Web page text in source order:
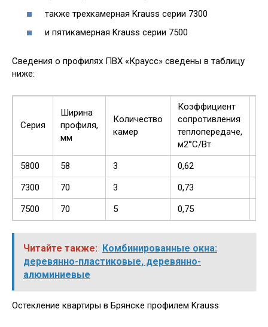
также трехкамерная Krauss серии 7300
и пятикамерная Krauss серии 7500
Сведения о профилях ПВХ «Краусс» сведены в таблицу
ниже:
Серия
Ширина
профиля,
мм
Количество
камер
Коэффициент
сопротивления
теплопередаче,
м2°С/Вт
5800
58 3 0,62
7300
70 3 0,73
7500
70 5 0,75
Читайте также:
Комбинированные окна:
деревянно-пластиковые, деревянно-
алюминиевые
Остекление квартиры в Брянске профилем Krauss